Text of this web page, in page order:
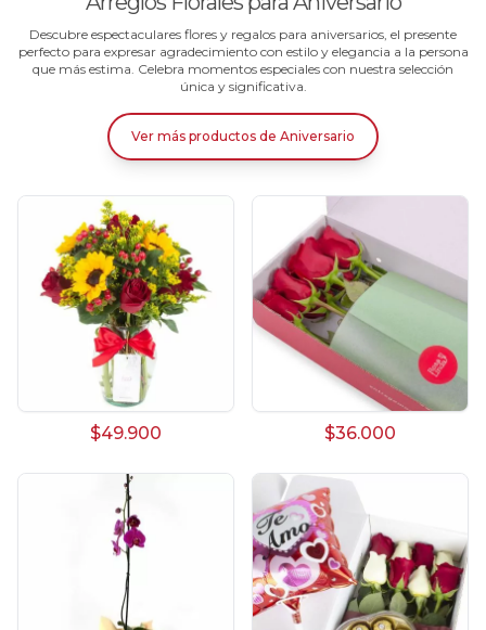
Descubre espectaculares flores y regalos para aniversarios, el presente
perfecto para expresar agradecimiento con estilo y elegancia a la persona
que más estima. Celebra momentos especiales con nuestra selección
única y significativa.
Ver más productos de Aniversario
$49.900 $36.000